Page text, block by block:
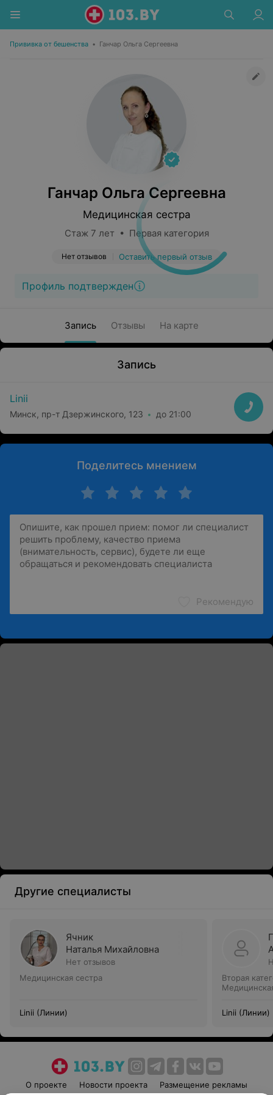
Прививка от бешенства • Ганчар Ольга Сергеевна
Ганчар Ольга Сергеевна
Медицинская сестра
Стаж 7 лет • Первая категория
Нет отзывов Оставить первый отзыв
Профиль подтвержден
Запись Отзывы На карте
Запись
Linii
Минск, пр-т Дзержинского, 123 до 21:00
Поделитесь мнением
Рекомендую
Другие специалисты
Ячник
Наталья Михайловна
Нет отзывов
Медицинская сестра
Linii (Линии)
Вторая
Linii (Линии)
О проекте Новости проекта Размещение рекламы